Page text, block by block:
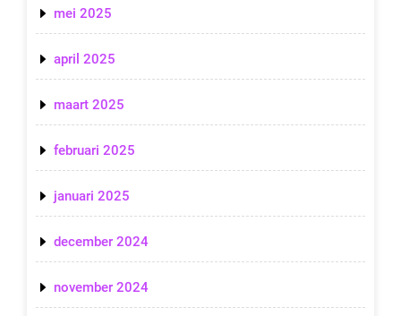
mei 2025
april 2025
maart 2025
februari 2025
januari 2025
december 2024
november 2024